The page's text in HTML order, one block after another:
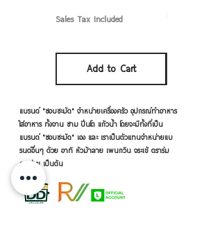
Sales Tax Included
Add to Cart
แบรนด์ "ชอบชะมัด" จำหน่ายเครื่องครัว อุปกรณ์ทำอาหาร
ใส่อาหาร ทั้งจาน ชาม ปิ่นโต แก้วน้ำ โดยจะมีทั้งที่เป็น
แบรนด์ "ชอบชะมัด" เอง และ เราเป็นตัวแทนจำหน่ายแบ
รนด์อื่นๆ ด้วย อาทิ หัวม้าลาย เพนกวิน จระเข้ ตราร่ม
กระต่าย เป็นต้น